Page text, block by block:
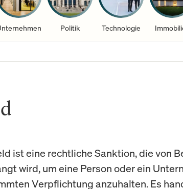
Politik Technologie
ist eine rechtliche Sanktion, die von
wird, um eine Person oder ein
Verpflichtung anzuhalten. Es